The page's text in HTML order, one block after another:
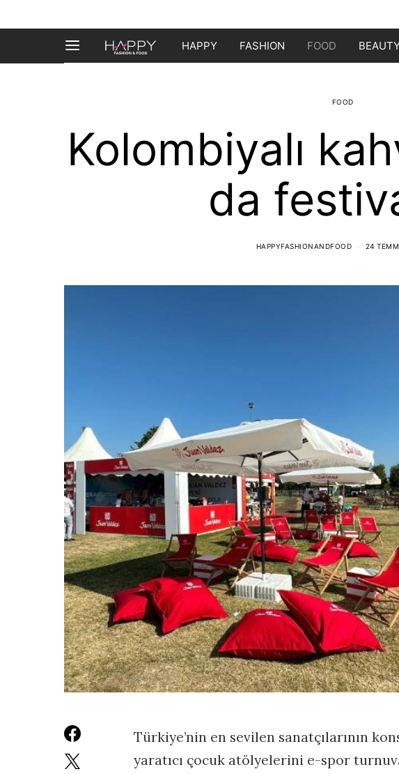
HAPPY FASHION FOOD
FOOD
Kolombiyalı
da
HAPPYFASHIONANDFOOD 24
Türkiye’nin en sevilen sanatçılarının
yaratıcı çocuk atölyelerini e-spor